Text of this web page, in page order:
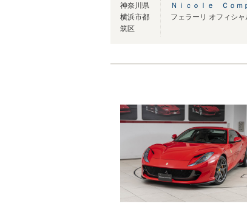
神奈川県
横浜市都
筑区
Ｎｉｃｏｌｅ Ｃｏｍ